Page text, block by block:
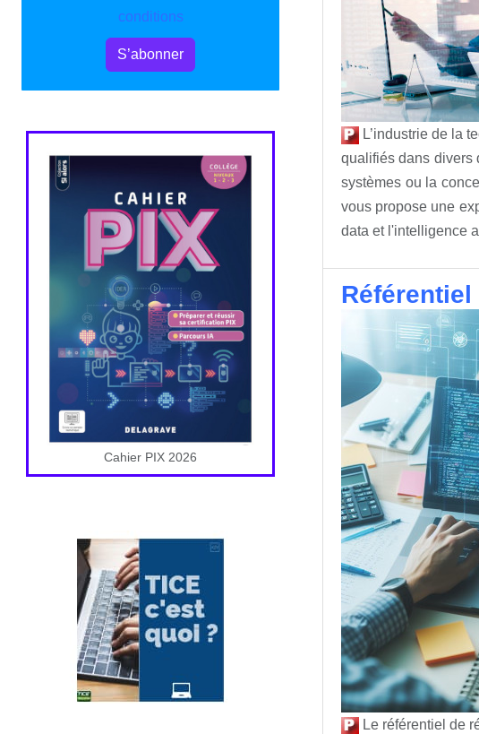
conditions
S’abonner
Cahier PIX 2026
L’industrie de la
qualifiés dans divers
systèmes ou la
vous propose une
data et l'intelligence
Le référentiel de